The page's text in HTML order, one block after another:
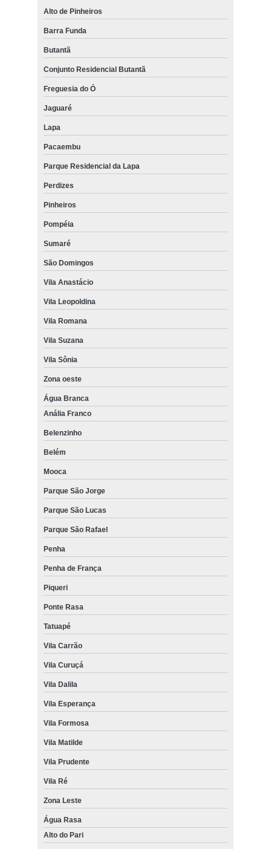
Alto de Pinheiros
Barra Funda
Butantã
Conjunto Residencial Butantã
Freguesia do Ó
Jaguaré
Lapa
Pacaembu
Parque Residencial da Lapa
Perdizes
Pinheiros
Pompéia
Sumaré
São Domingos
Vila Anastácio
Vila Leopoldina
Vila Romana
Vila Suzana
Vila Sônia
Zona oeste
Água Branca
Anália Franco
Belenzinho
Belém
Mooca
Parque São Jorge
Parque São Lucas
Parque São Rafael
Penha
Penha de França
Piqueri
Ponte Rasa
Tatuapé
Vila Carrão
Vila Curuçá
Vila Dalila
Vila Esperança
Vila Formosa
Vila Matilde
Vila Prudente
Vila Ré
Zona Leste
Água Rasa
Alto do Pari